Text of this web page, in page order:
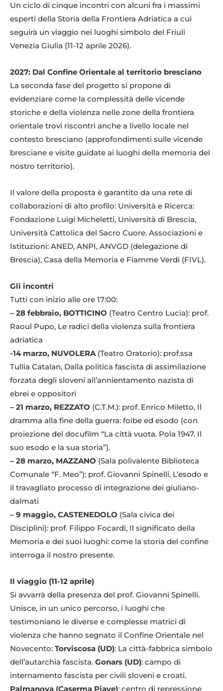
Un ciclo di cinque incontri con alcuni fra i massimi
esperti della Storia della Frontiera Adriatica a cui
seguirà un viaggio nei luoghi simbolo del Friuli
Venezia Giulia (11-12 aprile 2026).
2027: Dal Confine Orientale al territorio bresciano
La seconda fase del progetto si propone di
evidenziare come la complessità delle vicende
storiche e della violenza nelle zone della frontiera
orientale trovi riscontri anche a livello locale nel
contesto bresciano (approfondimenti sulle vicende
bresciane e visite guidate ai luoghi della memoria del
nostro territorio).
Il valore della proposta è garantito da una rete di
collaborazioni di alto profilo: Università e Ricerca:
Fondazione Luigi Micheletti, Università di Brescia,
Università Cattolica del Sacro Cuore. Associazioni e
Istituzioni: ANED, ANPI, ANVGD (delegazione di
Brescia), Casa della Memoria e Fiamme Verdi (FIVL).
Gli incontri
Tutti con inizio alle ore 17:00:
– 28 febbraio, BOTTICINO (Teatro Centro Lucia): prof.
Raoul Pupo, Le radici della violenza sulla frontiera
adriatica
-14 marzo, NUVOLERA(Teatro Oratorio): prof.ssa
Tullia Catalan, Dalla politica fascista di assimilazione
forzata degli sloveni all’annientamento nazista di
ebrei e oppositori
– 21 marzo, REZZATO (C.T.M.): prof. Enrico Miletto, Il
dramma alla fine della guerra: foibe ed esodo (con
proiezione del docufilm “La città vuota. Pola 1947. Il
suo esodo e la sua storia”).
– 28 marzo, MAZZANO (Sala polivalente Biblioteca
Comunale “F. Meo”): prof. Giovanni Spinelli, L’esodo e
il travagliato processo di integrazione dei giuliano-
dalmati
– 9 maggio, CASTENEDOLO (Sala civica dei
Disciplini): prof. Filippo Focardi, Il significato della
Memoria e dei suoi luoghi: come la storia del confine
interroga il nostro presente.
Il viaggio (11-12 aprile)
Si avvarrà della presenza del prof. Giovanni Spinelli.
Unisce, in un unico percorso, i luoghi che
testimoniano le diverse e complesse matrici di
violenza che hanno segnato il Confine Orientale nel
Novecento: Torviscosa (UD): La città-fabbrica simbolo
dell’autarchia fascista. Gonars (UD): campo di
internamento fascista per civili sloveni e croati.
Palmanova (Caserma Piave): centro di repressione